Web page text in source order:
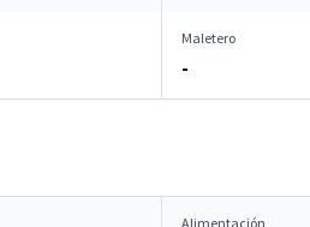
Maletero
-
Alimentación